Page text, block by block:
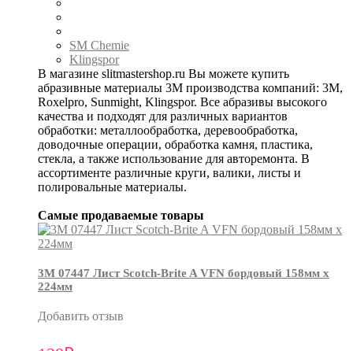
SM Chemie
Klingspor
В магазине slitmastershop.ru Вы можете купить
абразивные материалы 3М производства компаний: 3М,
Roxelpro, Sunmight, Klingspor. Все абразивы высокого
качества и подходят для различных вариантов
обработки: металлообработка, деревообработка,
доводочные операции, обработка камня, пластика,
стекла, а также использование для авторемонта. В
ассортименте различные круги, валики, листы и
полировальные материалы.
Самые продаваемые товары
3М 07447 Лист Scotch-Brite A VFN бордовый 158мм х
224мм
Добавить отзыв